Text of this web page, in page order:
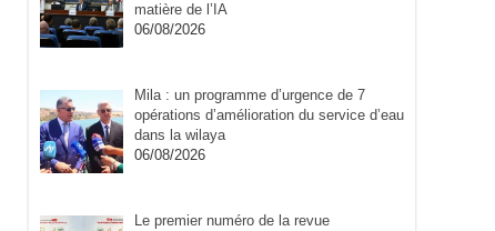
matière de l’IA
06/08/2026
Mila : un programme d’urgence de 7
opérations d’amélioration du service d’eau
dans la wilaya
06/08/2026
Le premier numéro de la revue